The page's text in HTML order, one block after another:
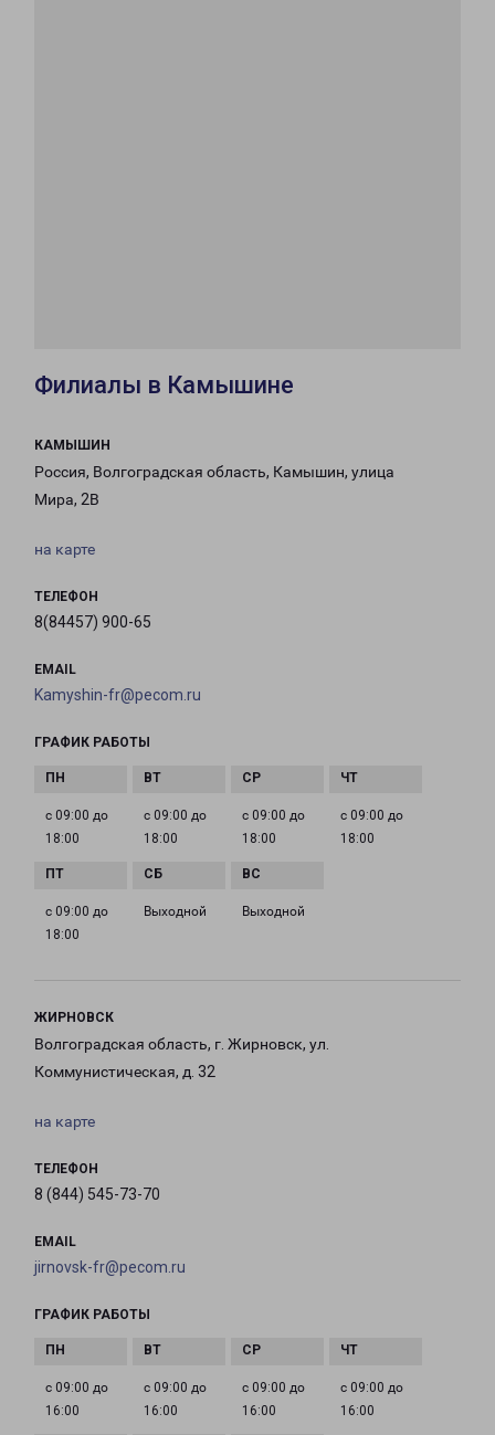
Филиалы в Камышине
КАМЫШИН
Россия, Волгоградская область, Камышин, улица
Мира, 2В
на карте
ТЕЛЕФОН
8(84457) 900-65
EMAIL
Kamyshin-fr@pecom.ru
ГРАФИК РАБОТЫ
с 09:00 до
18:00
с 09:00 до
18:00
с 09:00 до
18:00
с 09:00 до
18:00
с 09:00 до
18:00
Выходной Выходной
ЖИРНОВСК
Волгоградская область, г. Жирновск, ул.
Коммунистическая, д. 32
на карте
ТЕЛЕФОН
8 (844) 545-73-70
EMAIL
jirnovsk-fr@pecom.ru
ГРАФИК РАБОТЫ
с 09:00 до
16:00
с 09:00 до
16:00
с 09:00 до
16:00
с 09:00 до
16:00